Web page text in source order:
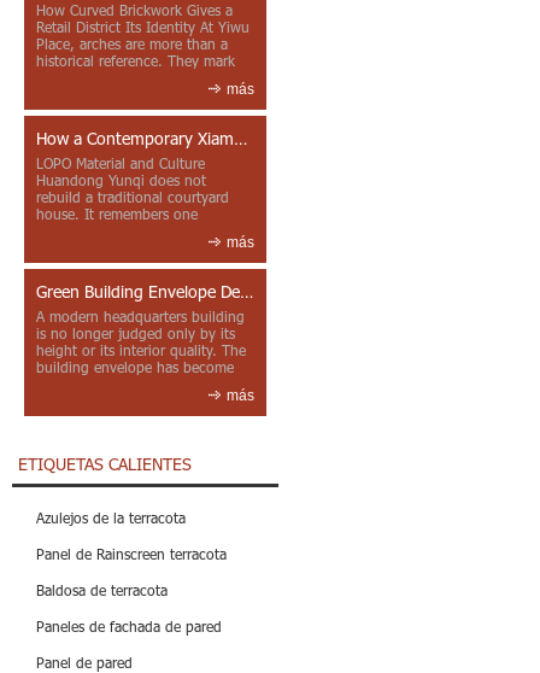
How Curved Brickwork Gives a
Retail District Its Identity At Yiwu
Place, arches are more than a
historical reference. They mark
más
How a Contemporary Xiamen Project Reframes Minnan Red Brick
LOPO Material and Culture
Huandong Yunqi does not
rebuild a traditional courtyard
house. It remembers one
más
Green Building Envelope Design: Clay Sunscreen Fins for Modern Headquarters Architecture
A modern headquarters building
is no longer judged only by its
height or its interior quality. The
building envelope has become
más
ETIQUETAS CALIENTES
Azulejos de la terracota
Panel de Rainscreen terracota
Baldosa de terracota
Paneles de fachada de pared
Panel de pared